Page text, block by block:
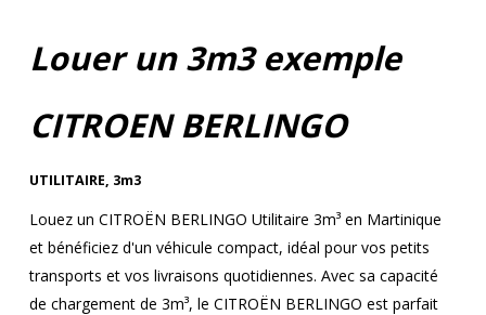
Louer un 3m3 exemple
CITROEN BERLINGO
UTILITAIRE, 3m3
Louez un CITROËN BERLINGO Utilitaire 3m³ en Martinique
et bénéficiez d'un véhicule compact, idéal pour vos petits
transports et vos livraisons quotidiennes. Avec sa capacité
de chargement de 3m³, le CITROËN BERLINGO est parfait